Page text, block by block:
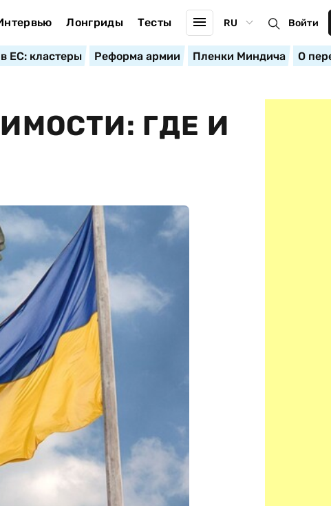
Лонгриды Тесты RU Войти
ЕС: кластеры Реформа армии Пленки Миндича О
ГДЕ И